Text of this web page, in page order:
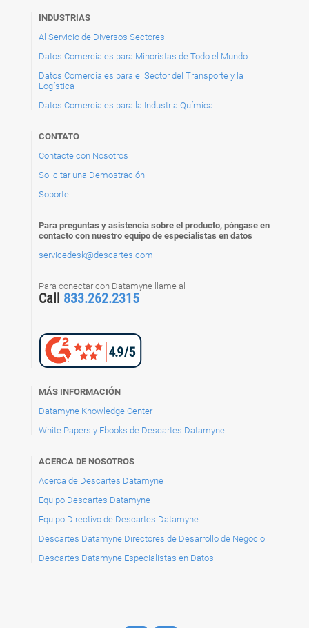
INDUSTRIAS
Al Servicio de Diversos Sectores
Datos Comerciales para Minoristas de Todo el Mundo
Datos Comerciales para el Sector del Transporte y la
Logística
Datos Comerciales para la Industria Química
CONTATO
Contacte con Nosotros
Solicitar una Demostración
Soporte
Para preguntas y asistencia sobre el producto, póngase en
contacto con nuestro equipo de especialistas en datos
servicedesk@descartes.com
Para conectar con Datamyne llame al
Call 833.262.2315
MÁS INFORMACIÓN
Datamyne Knowledge Center
White Papers y Ebooks de Descartes Datamyne
ACERCA DE NOSOTROS
Acerca de Descartes Datamyne
Equipo Descartes Datamyne
Equipo Directivo de Descartes Datamyne
Descartes Datamyne Directores de Desarrollo de Negocio
Descartes Datamyne Especialistas en Datos